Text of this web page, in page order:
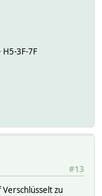
3F-7F
#13
zu